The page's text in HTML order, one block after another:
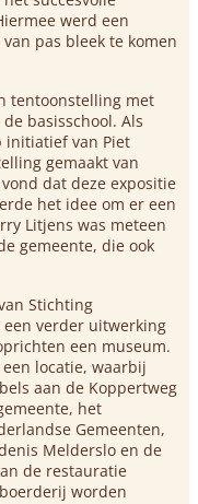
werd een
pas bleek te komen
tentoonstelling met
basisschool. Als
initiatief van Piet
gemaakt van
dat deze expositie
het idee om er een
Litjens was meteen
gemeente, die ook
Stichting
een verder uitwerking
een museum.
locatie, waarbij
aan de Koppertweg
het
Gemeenten,
Melderslo en de
de restauratie
worden